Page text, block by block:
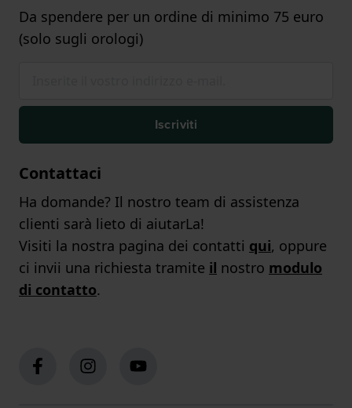
Da spendere per un ordine di minimo 75 euro
(solo sugli orologi)
Iscriviti
Contattaci
Ha domande? Il nostro team di assistenza
clienti sarà lieto di aiutarLa!
Visiti la nostra pagina dei contatti qui, oppure
ci invii una richiesta tramite il nostro modulo
di contatto.